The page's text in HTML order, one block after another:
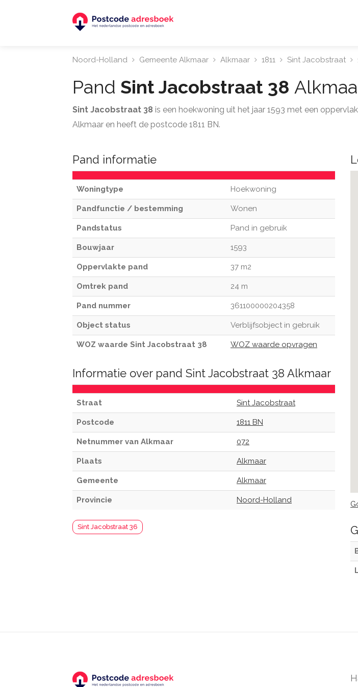
Noord-Holland Gemeente Alkmaar Alkmaar 1811 Sint Jacobstraat
Pand Sint Jacobstraat 38
Sint Jacobstraat 38 is een hoekwoning uit het jaar 1593 met een
Alkmaar en heeft de postcode 1811 BN.
Pand informatie
Woningtype Hoekwoning
Pandfunctie / bestemming Wonen
Pandstatus Pand in gebruik
Bouwjaar 1593
Oppervlakte pand 37 m2
Omtrek pand 24 m
Pand nummer 361100000204358
Object status Verblijfsobject in gebruik
WOZ waarde Sint Jacobstraat 38 WOZ waarde opvragen
Informatie over pand Sint Jacobstraat 38 Alkmaar
Straat Sint Jacobstraat
Postcode 1811 BN
Netnummer van Alkmaar 072
Plaats Alkmaar
Gemeente Alkmaar
Provincie Noord-Holland
Sint Jacobstraat 36